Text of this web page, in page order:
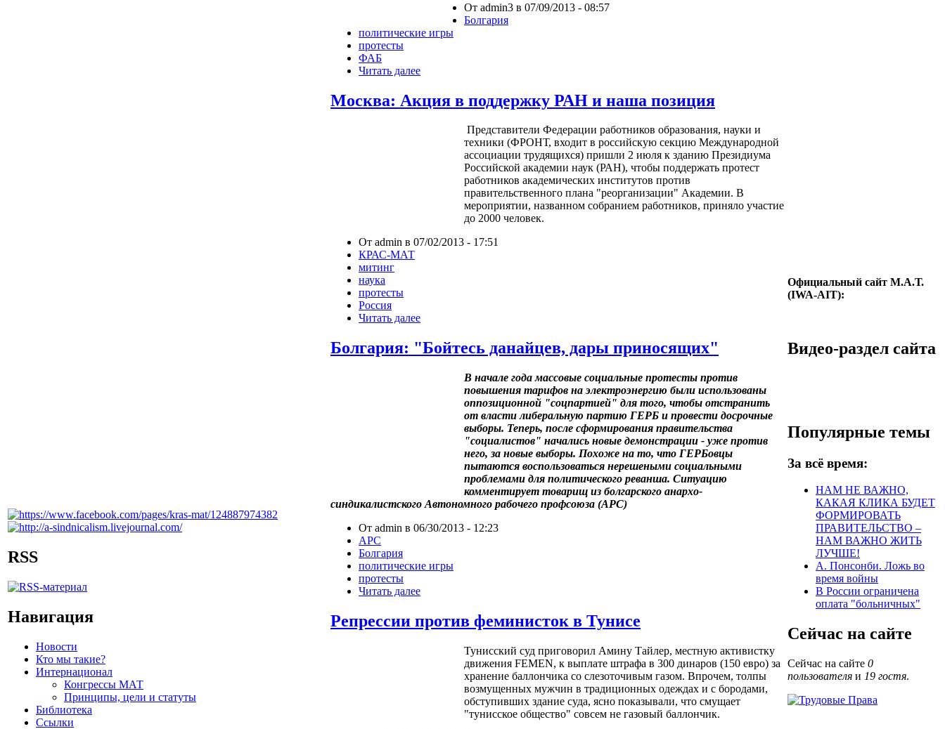
RSS
Навигация
Новости
Кто мы такие?
Интернационал
Конгрессы МАТ
Принципы, цели и статуты
Библиотека
Ссылки
От admin3 в 07/09/2013 - 08:57
Болгария
политические игры
протесты
ФАБ
Читать далее
Москва: Акция в поддержку РАН и наша позиция
Представители Федерации работников образования, науки и
техники (ФРОНТ, входит в российскую секцию Международной
ассоциации трудящихся) пришли 2 июля к зданию Президиума
Российской академии наук (РАН), чтобы поддержать протест
работников академических институтов против
правительственного плана "реорганизации" Академии. В
мероприятии, названном собранием работников, приняло участие
до 2000 человек.
От admin в 07/02/2013 - 17:51
КРАС-МАТ
митинг
наука
протесты
Россия
Читать далее
Болгария: "Бойтесь данайцев, дары приносящих"
В начале года массовые социальные протесты против
повышения тарифов на электроэнергию были использованы
оппозиционной "соцпартией" для того, чтобы отстранить
от власти либеральную партию ГЕРБ и провести досрочные
выборы. Теперь, после сформирования правительства
"социалистов" начались новые демонстрации - уже против
него, за новые выборы. Похоже на то, что ГЕРБовцы
пытаются воспользоваться нерешеными социальными
проблемами для политического реванша. Ситуацию
комментирует товарищ из болгарского анархо-
синдикалистского Автономного рабочего профсоюза (АРС)
От admin в 06/30/2013 - 12:23
АРС
Болгария
политические игры
протесты
Читать далее
Репрессии против феминисток в Тунисе
Тунисский суд приговорил Амину Тайлер, местную активистку
движения FEMEN, к выплате штрафа в 300 динаров (150 евро) за
хранение баллончика со слезоточивым газом. Впрочем, толпы
возмущенных мужчин в традиционных одеждах и с бородами,
обступивших здание суда, ясно показывали, что смущает
"тунисское общество" совсем не газовый баллончик.
Официальный сайт М.А.Т.
(IWA-AIT):
Видео-раздел сайта
Популярные темы
За всё время:
НАМ НЕ ВАЖНО,
КАКАЯ КЛИКА БУДЕТ
ФОРМИРОВАТЬ
ПРАВИТЕЛЬСТВО –
НАМ ВАЖНО ЖИТЬ
ЛУЧШЕ!
А. Понсонби. Ложь во
время войны
В России ограничена
оплата "больничных"
Сейчас на сайте
Сейчас на сайте 0
пользователя и 19 гостя.